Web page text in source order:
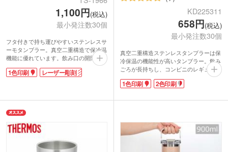
1,100円(税込)
最小発注数30個
フタ付きで持ち運びやすいステンレスサ
ーモタンブラー。真空二重構造で保冷温
機能に優れています。飲み口の開閉もで
きるので、飲まない時はフタをしておく
ことができます。ドリンクホルダーとし
本体側面に1色・レーザー彫刻印刷に対
ベルティや記念品などにおススメです。
1色印刷 レーザー彫刻
KD225311
658円(税込)
最小発注数30個
真空二重構造ステンレスタンブラーは保
冷保温の機能性が高いタンブラー。飲み
ごろが長持ちし、コンビニのレギュラー
サイズのカップがすっぽり収まります。
デスク周りに置いていても結露で水浸し
ラック・シルバー・ホワイトの3色のご
印刷面が広く、日常的にお使いいただけ
てロゴが目に入りやすいため、キャラク
ターグッズや物販用におすすめです。
1色印刷 2色印刷